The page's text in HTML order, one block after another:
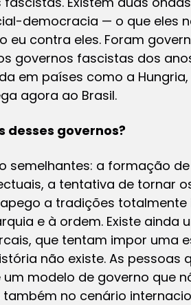
democracia — o que eles
eu contra eles. Foram
governos fascistas dos
em países como a Hungria,
agora ao Brasil.
desses governos?
semelhantes: a formação
a tentativa de tornar
a tradições
e à ordem. Existe
que tentam impor uma
não existe. As
um modelo de governo que
no cenário